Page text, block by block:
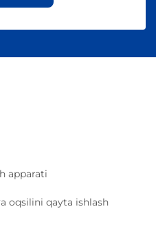
apparati
oqsilini qayta ishlash